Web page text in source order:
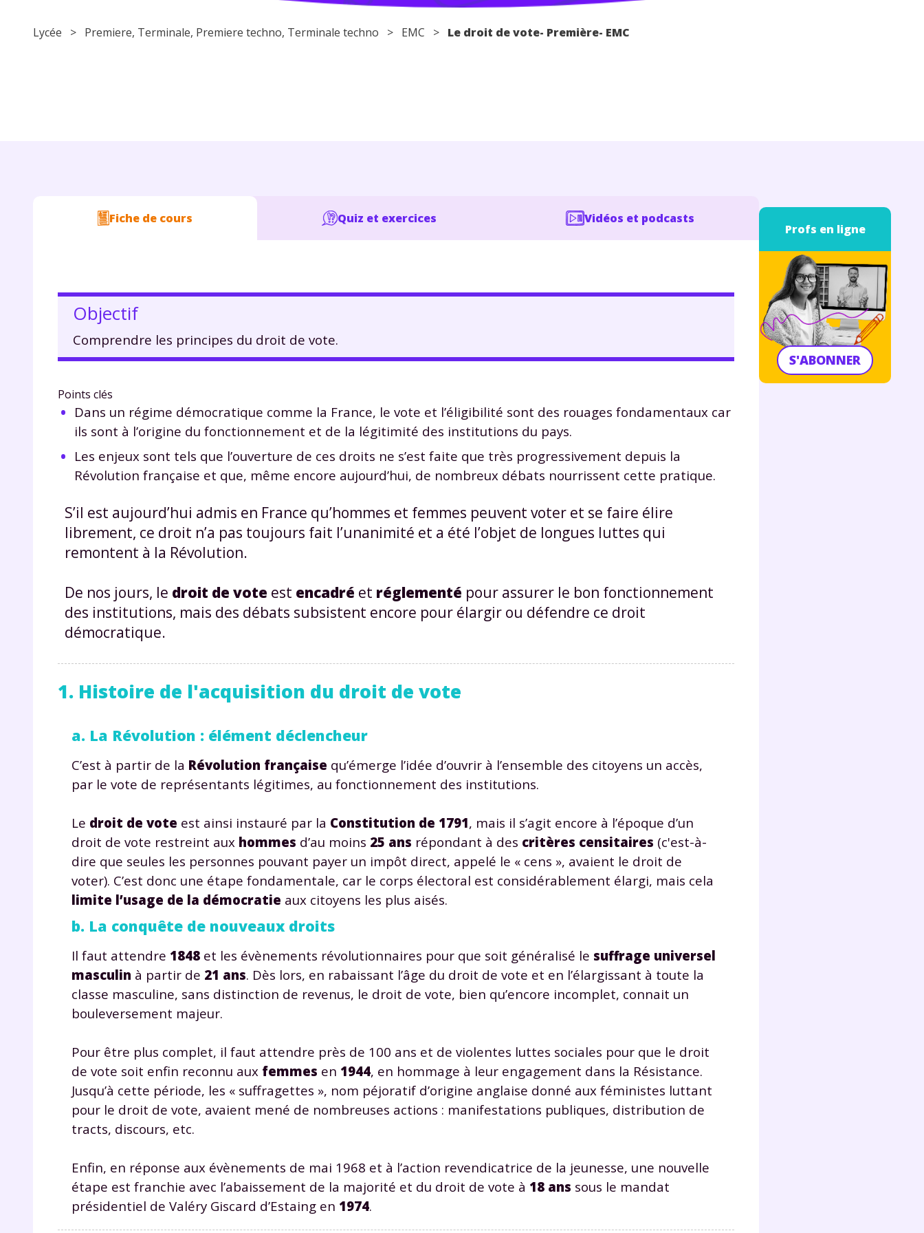
Lycée > Premiere, Terminale, Premiere techno, Terminale techno > EMC > Le droit de vote- Première- EMC
Fiche de cours Quiz et exercices Vidéos et podcasts
Objectif
Comprendre les principes du droit de vote.
Points clés
Dans un régime démocratique comme la France, le vote et l’éligibilité sont des rouages fondamentaux car
ils sont à l’origine du fonctionnement et de la légitimité des institutions du pays.
Les enjeux sont tels que l’ouverture de ces droits ne s’est faite que très progressivement depuis la
Révolution française et que, même encore aujourd’hui, de nombreux débats nourrissent cette pratique.
S’il est aujourd’hui admis en France qu’hommes et femmes peuvent voter et se faire élire
librement, ce droit n’a pas toujours fait l’unanimité et a été l’objet de longues luttes qui
remontent à la Révolution.
De nos jours, le droit de vote est encadré et réglementé pour assurer le bon fonctionnement
des institutions, mais des débats subsistent encore pour élargir ou défendre ce droit
démocratique.
1. Histoire de l'acquisition du droit de vote
a. La Révolution : élément déclencheur
C’est à partir de la Révolution française qu’émerge l’idée d’ouvrir à l’ensemble des citoyens un accès,
par le vote de représentants légitimes, au fonctionnement des institutions.
Le droit de vote est ainsi instauré par la Constitution de 1791, mais il s’agit encore à l’époque d’un
droit de vote restreint aux hommes d’au moins 25 ans répondant à des critères censitaires (c'est-à-
dire que seules les personnes pouvant payer un impôt direct, appelé le « cens », avaient le droit de
voter). C’est donc une étape fondamentale, car le corps électoral est considérablement élargi, mais cela
limite l’usage de la démocratie aux citoyens les plus aisés.
b. La conquête de nouveaux droits
Il faut attendre 1848 et les évènements révolutionnaires pour que soit généralisé le suffrage universel
masculin à partir de 21 ans. Dès lors, en rabaissant l’âge du droit de vote et en l’élargissant à toute la
classe masculine, sans distinction de revenus, le droit de vote, bien qu’encore incomplet, connait un
bouleversement majeur.
Pour être plus complet, il faut attendre près de 100 ans et de violentes luttes sociales pour que le droit
de vote soit enfin reconnu aux femmes en 1944, en hommage à leur engagement dans la Résistance.
Jusqu’à cette période, les « suffragettes », nom péjoratif d’origine anglaise donné aux féministes luttant
pour le droit de vote, avaient mené de nombreuses actions : manifestations publiques, distribution de
tracts, discours, etc.
Enfin, en réponse aux évènements de mai 1968 et à l’action revendicatrice de la jeunesse, une nouvelle
étape est franchie avec l’abaissement de la majorité et du droit de vote à 18 ans sous le mandat
présidentiel de Valéry Giscard d’Estaing en 1974.
Profs en ligne
S'ABONNER
Fermer
réussir votre année scolaire ?
notre plateforme de soutien scolaire !
Fiches de cours et vidéos